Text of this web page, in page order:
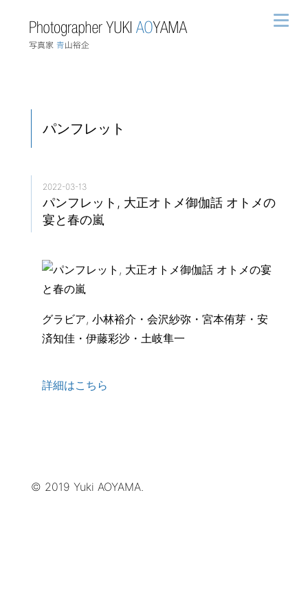
パンフレット
2022-03-13
パンフレット, 大正オトメ御伽話 オトメの
宴と春の嵐
グラビア, 小林裕介・会沢紗弥・宮本侑芽・安
済知佳・伊藤彩沙・土岐隼一
詳細はこちら
© 2019 Yuki AOYAMA.